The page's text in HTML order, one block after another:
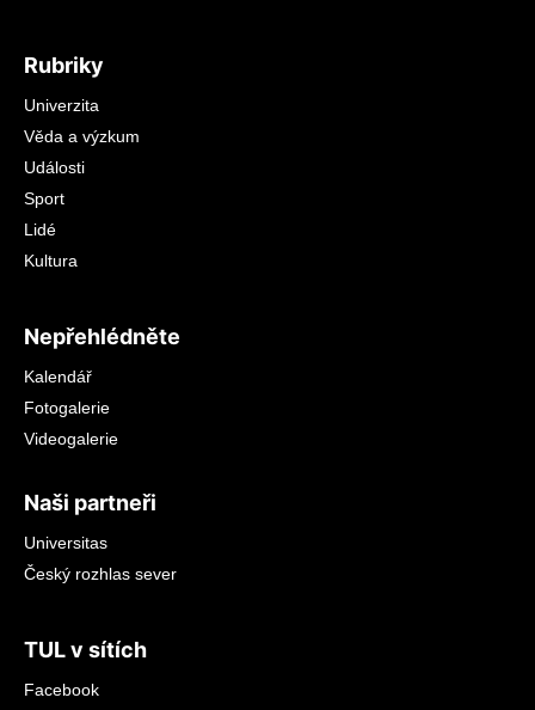
Rubriky
Univerzita
Věda a výzkum
Události
Sport
Lidé
Kultura
Nepřehlédněte
Kalendář
Fotogalerie
Videogalerie
Naši partneři
Universitas
Český rozhlas sever
TUL v sítích
Facebook